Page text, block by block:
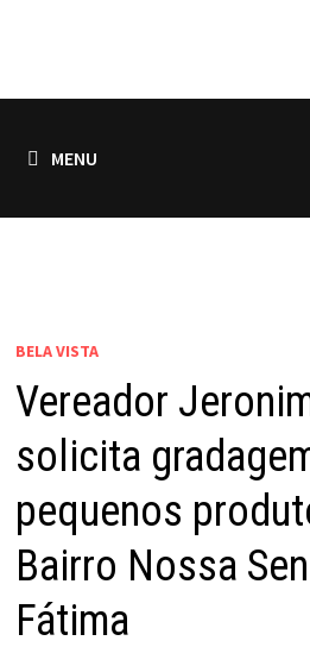
MENU
BELA VISTA
Vereador
solicita
pequenos
Bairro Nossa
Fátima